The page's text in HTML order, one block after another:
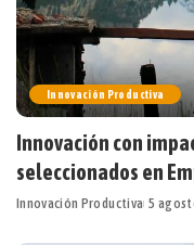
Innovación Productiva
Innovación con
seleccionados en
Innovación Productiva 5